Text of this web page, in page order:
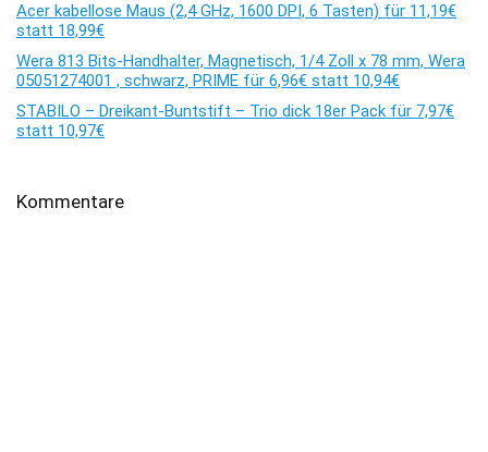
Acer kabellose Maus (2,4 GHz, 1600 DPI, 6 Tasten) für 11,19€
statt 18,99€
Wera 813 Bits-Handhalter, Magnetisch, 1/4 Zoll x 78 mm, Wera
05051274001 , schwarz, PRIME für 6,96€ statt 10,94€
STABILO – Dreikant-Buntstift – Trio dick 18er Pack für 7,97€
statt 10,97€
Kommentare